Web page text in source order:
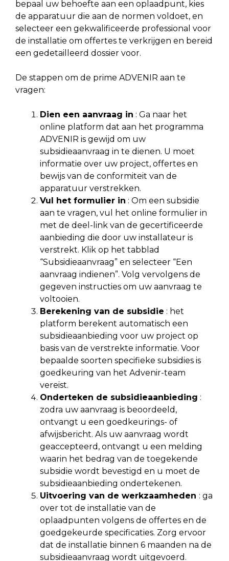
bepaal uw behoefte aan een oplaadpunt, kies
de apparatuur die aan de normen voldoet, en
selecteer een gekwalificeerde professional voor
de installatie om offertes te verkrijgen en bereid
een gedetailleerd dossier voor.
De stappen om de prime ADVENIR aan te
vragen:
Dien een aanvraag in : Ga naar het
online platform dat aan het programma
ADVENIR is gewijd om uw
subsidieaanvraag in te dienen. U moet
informatie over uw project, offertes en
bewijs van de conformiteit van de
apparatuur verstrekken.
Vul het formulier in : Om een subsidie
aan te vragen, vul het online formulier in
met de deel-link van de gecertificeerde
aanbieding die door uw installateur is
verstrekt. Klik op het tabblad
“Subsidieaanvraag” en selecteer “Een
aanvraag indienen”. Volg vervolgens de
gegeven instructies om uw aanvraag te
voltooien.
Berekening van de subsidie : het
platform berekent automatisch een
subsidieaanbieding voor uw project op
basis van de verstrekte informatie. Voor
bepaalde soorten specifieke subsidies is
goedkeuring van het Advenir-team
vereist.
Onderteken de subsidieaanbieding :
zodra uw aanvraag is beoordeeld,
ontvangt u een goedkeurings- of
afwijsbericht. Als uw aanvraag wordt
geaccepteerd, ontvangt u een melding
waarin het bedrag van de toegekende
subsidie wordt bevestigd en u moet de
subsidieaanbieding ondertekenen.
Uitvoering van de werkzaamheden : ga
over tot de installatie van de
oplaadpunten volgens de offertes en de
goedgekeurde specificaties. Zorg ervoor
dat de installatie binnen 6 maanden na de
subsidieaanvraag wordt uitgevoerd.